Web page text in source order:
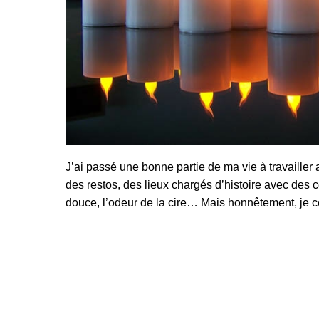
J’ai passé une bonne partie de ma vie à
des restos, des lieux chargés d’histoire avec
douce, l’odeur de la cire… Mais honnêtement, je